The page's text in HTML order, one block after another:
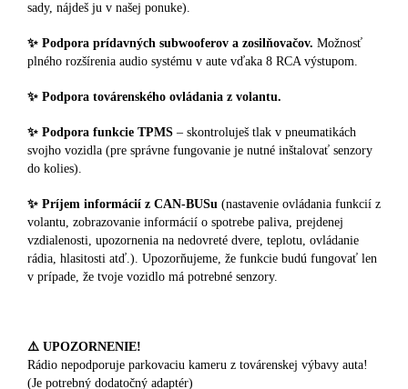
sady, nájdeš ju v našej ponuke).
✨ Podpora prídavných subwooferov a zosilňovačov. Možnosť
plného rozšírenia audio systému v aute vďaka 8 RCA výstupom.
✨ Podpora továrenského ovládania z volantu.
✨ Podpora funkcie TPMS – skontroluješ tlak v pneumatikách
svojho vozidla (pre správne fungovanie je nutné inštalovať senzory
do kolies).
✨ Príjem informácií z CAN-BUSu (nastavenie ovládania funkcií z
volantu, zobrazovanie informácií o spotrebe paliva, prejdenej
vzdialenosti, upozornenia na nedovreté dvere, teplotu, ovládanie
rádia, hlasitosti atď.). Upozorňujeme, že funkcie budú fungovať len
v prípade, že tvoje vozidlo má potrebné senzory.
⚠️ UPOZORNENIE!
Rádio nepodporuje parkovaciu kameru z továrenskej výbavy auta!
(Je potrebný dodatočný adaptér)